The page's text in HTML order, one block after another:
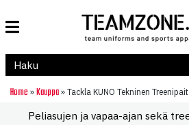
Home » Kauppa » Tackla KUNO Tekninen
Peliasujen ja vapaa-ajan sekä